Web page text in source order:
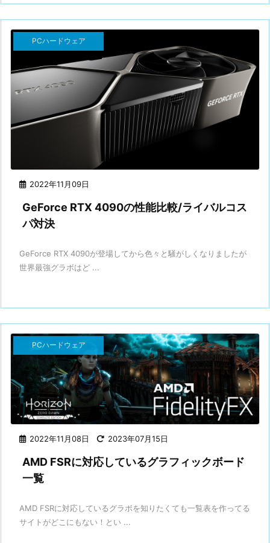
2022年11月09日
PCハードウェア
GeForce RTX 4090の性能比較/ライバルコス
パ対決
GeForce RTX 4090が登場してから色々と騒がしくなりましたが
世界最強グラボはど ...
2022年11月08日 2023年07月15日
PCハードウェア
AMD FSRに対応しているグラフィックボード
一覧
AMD FSRに対応しているグラボを知りたくても一覧表を作ってる
サイトがどこにもない！とい ...